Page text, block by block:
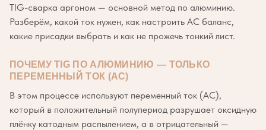
TIG-сварка аргоном — основной метод по алюминию.
Разберём, какой ток нужен, как настроить AC баланс,
какие присадки выбрать и как не прожечь тонкий лист.
ПОЧЕМУ TIG ПО АЛЮМИНИЮ — ТОЛЬКО
ПЕРЕМЕННЫЙ ТОК (AC)
В этом процессе используют переменный ток (AC),
который в положительный полупериод разрушает оксидную
плёнку катодным распылением, а в отрицательный —